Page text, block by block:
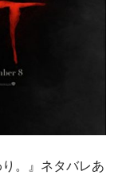
。』ネタバレあ